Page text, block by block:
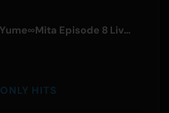
BanG Dream! Yume∞Mita Episode 8 Live Clip Released
ONLY HITS